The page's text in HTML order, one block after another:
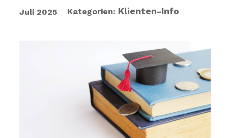
Juli 2025 Kategorien: Klienten-Info